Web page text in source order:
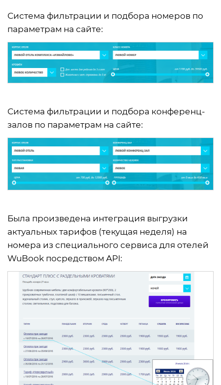
Система фильтрации и подбора номеров по
параметрам на сайте:
Система фильтрации и подбора конференц-
залов по параметрам на сайте:
Была произведена интеграция выгрузки
актуальных тарифов (текущая неделя) на
номера из специального сервиса для отелей
WuBook посредством API: